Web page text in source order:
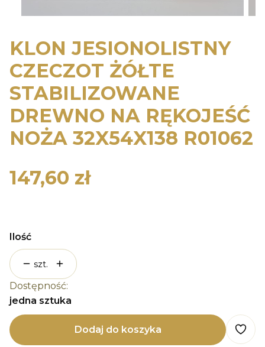
KLON JESIONOLISTNY
CZECZOT ŻÓŁTE
STABILIZOWANE
DREWNO NA RĘKOJEŚĆ
NOŻA 32X54X138 R01062
Cena
147,60 zł
Ilość
szt.
Dostępność:
jedna sztuka
Dodaj do koszyka